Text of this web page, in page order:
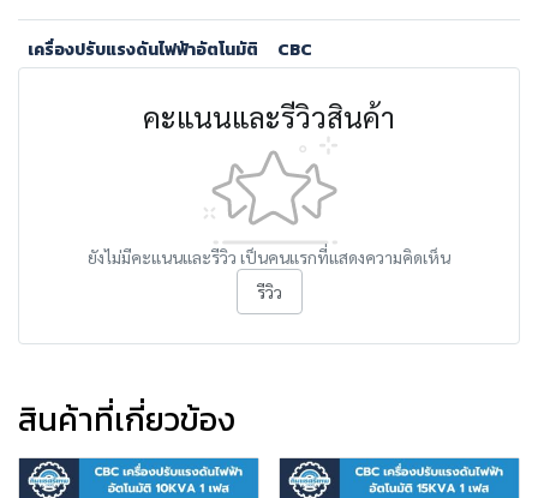
เครื่องปรับแรงดันไฟฟ้าอัตโนมัติ CBC
คะแนนและรีวิวสินค้า
ยังไม่มีคะแนนและรีวิว เป็นคนแรกที่แสดงความคิดเห็น
รีวิว
สินค้าที่เกี่ยวข้อง